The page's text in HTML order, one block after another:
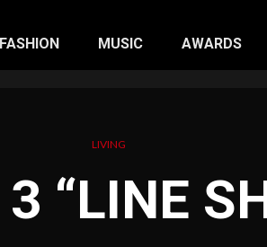
FASHION MUSIC AWARDS
LIVING
“LINE